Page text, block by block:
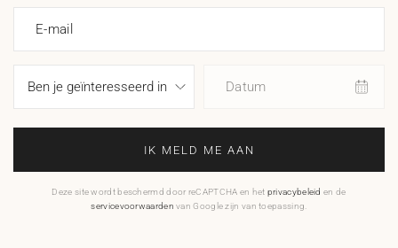
E-mail
Datum
IK MELD ME AAN
Deze site wordt beschermd door reCAPTCHA en het privacybeleid en de
servicevoorwaarden van Google zijn van toepassing.